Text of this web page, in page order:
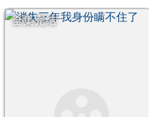
全集完结